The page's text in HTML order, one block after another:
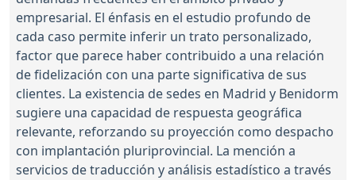
empresarial. El énfasis en el estudio profundo de
cada caso permite inferir un trato personalizado,
factor que parece haber contribuido a una relación
de fidelización con una parte significativa de sus
clientes. La existencia de sedes en Madrid y Benidorm
sugiere una capacidad de respuesta geográfica
relevante, reforzando su proyección como despacho
con implantación pluriprovincial. La mención a
servicios de traducción y análisis estadístico a través